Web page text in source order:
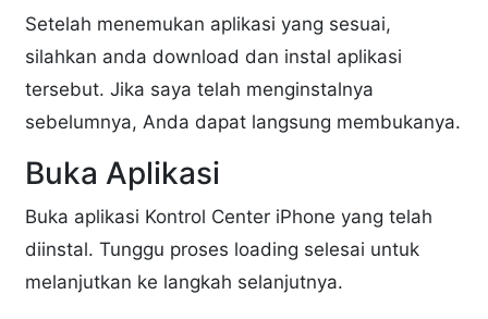
Setelah menemukan aplikasi yang sesuai,
silahkan anda download dan instal aplikasi
tersebut. Jika saya telah menginstalnya
sebelumnya, Anda dapat langsung membukanya.
Buka Aplikasi
Buka aplikasi Kontrol Center iPhone yang telah
diinstal. Tunggu proses loading selesai untuk
melanjutkan ke langkah selanjutnya.